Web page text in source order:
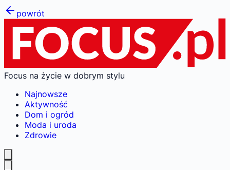
powrót
Focus na życie w dobrym stylu
Najnowsze
Aktywność
Dom i ogród
Moda i uroda
Zdrowie